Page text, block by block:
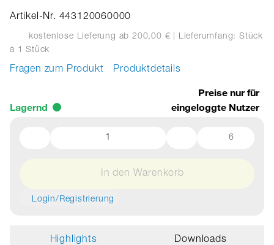
Artikel-Nr. 443120060000
kostenlose Lieferung ab 200,00 € | Lieferumfang: Stück
à 1 Stück
Fragen zum Produkt Produktdetails
Lagernd
Preise nur für
eingeloggte Nutzer
6
In den Warenkorb
Login/Registrierung
Highlights Downloads